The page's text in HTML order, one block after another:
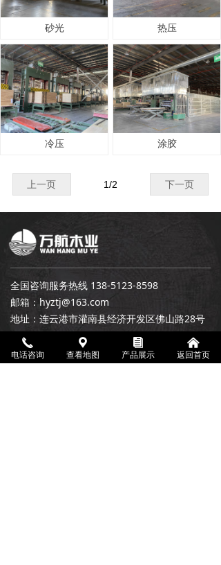
砂光 热压
冷压 涂胶
上一页 下一页
1/2
全国咨询服务热线 138-5123-8598
邮箱：hyztj@163.com
地址：连云港市灌南县经济开发区佛山路28号
끅
电话咨询
끇
查看地图
뀴
产品展示
낀
返回首页